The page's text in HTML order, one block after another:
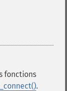
fonctions
.